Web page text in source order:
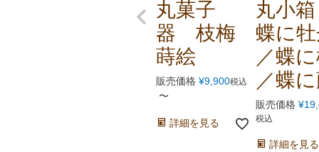
丸菓子
器 枝梅
蒔絵
販売価格 ¥9,900税込
〜
詳細を見る
丸小
蝶に
／蝶
／蝶
販売価格 ¥
税込
詳細を見る